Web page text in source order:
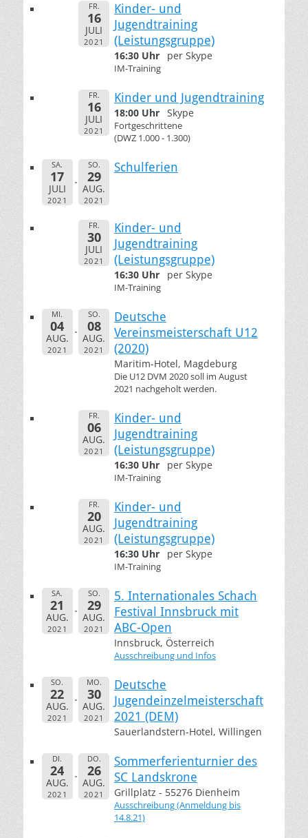
FR.
16
JULI
2021
Kinder- und
Jugendtraining
(Leistungsgruppe)
16:30 Uhr per Skype
IM-Training
FR.
16
JULI
2021
Kinder und Jugendtraining
18:00 Uhr Skype
Fortgeschrittene
(DWZ 1.000 - 1.300)
SA.
17
JULI
2021
SO.
29
AUG.
2021
Schulferien
FR.
30
JULI
2021
Kinder- und
Jugendtraining
(Leistungsgruppe)
16:30 Uhr per Skype
IM-Training
MI.
04
AUG.
2021
SO.
08
AUG.
2021
Deutsche
Vereinsmeisterschaft U12
(2020)
Maritim-Hotel, Magdeburg
Die U12 DVM 2020 soll im August
2021 nachgeholt werden.
FR.
06
AUG.
2021
Kinder- und
Jugendtraining
(Leistungsgruppe)
16:30 Uhr per Skype
IM-Training
FR.
20
AUG.
2021
Kinder- und
Jugendtraining
(Leistungsgruppe)
16:30 Uhr per Skype
IM-Training
SA.
21
AUG.
2021
SO.
29
AUG.
2021
5. Internationales Schach
Festival Innsbruck mit
ABC-Open
Innsbruck, Österreich
Ausschreibung und Infos
SO.
22
AUG.
2021
MO.
30
AUG.
2021
Deutsche
Jugendeinzelmeisterschaft
2021 (DEM)
Sauerlandstern-Hotel, Willingen
DI.
24
AUG.
2021
DO.
26
AUG.
2021
Sommerferienturnier des
SC Landskrone
Grillplatz - 55276 Dienheim
Ausschreibung (Anmeldung bis
14.8.21)